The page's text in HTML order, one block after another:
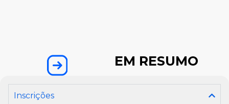
EM RESUMO
Inscrições